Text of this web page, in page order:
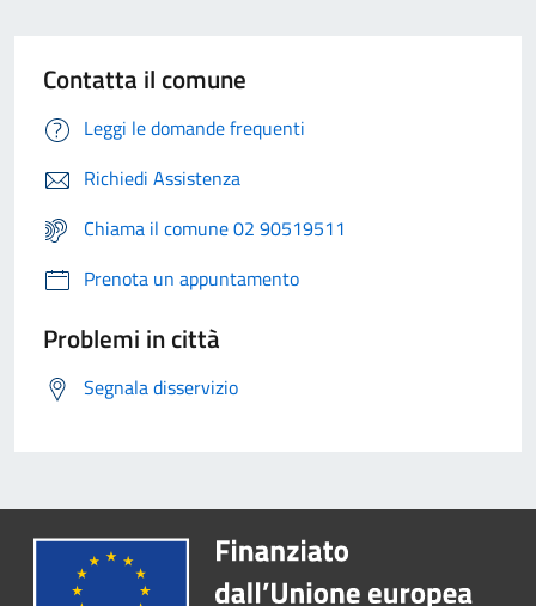
Contatta il comune
Leggi le domande frequenti
Richiedi Assistenza
Chiama il comune 02 90519511
Prenota un appuntamento
Problemi in città
Segnala disservizio